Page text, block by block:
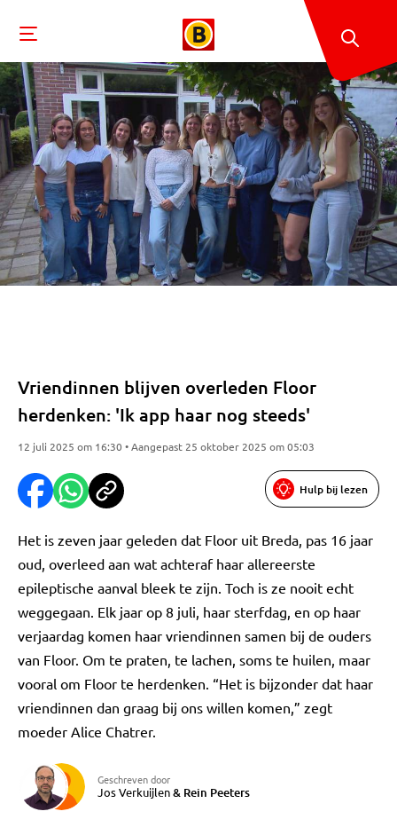
Vriendinnen blijven overleden Floor
herdenken: 'Ik app haar nog steeds'
12 juli 2025 om 16:30 • Aangepast 25 oktober 2025 om 05:03
Hulp bij lezen
Het is zeven jaar geleden dat Floor uit Breda, pas 16 jaar
oud, overleed aan wat achteraf haar allereerste
epileptische aanval bleek te zijn. Toch is ze nooit echt
weggegaan. Elk jaar op 8 juli, haar sterfdag, en op haar
verjaardag komen haar vriendinnen samen bij de ouders
van Floor. Om te praten, te lachen, soms te huilen, maar
vooral om Floor te herdenken. “Het is bijzonder dat haar
vriendinnen dan graag bij ons willen komen,” zegt
moeder Alice Chatrer.
Geschreven door
Jos Verkuijlen& Rein Peeters